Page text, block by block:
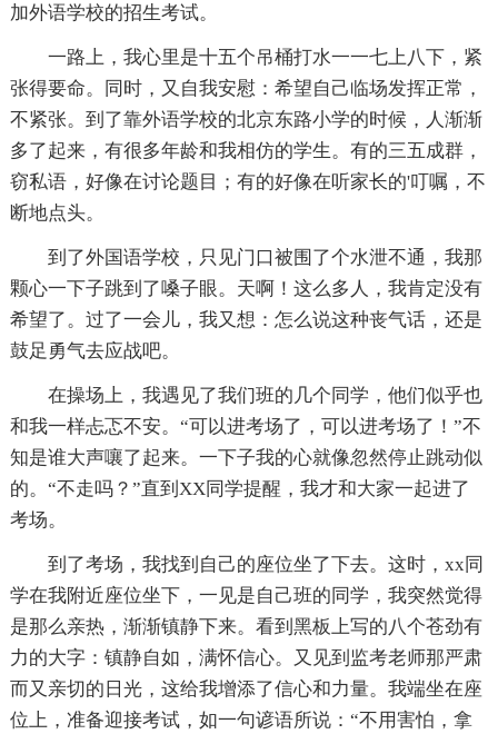
加外语学校的招生考试。
一路上，我心里是十五个吊桶打水一一七上八下，紧
张得要命。同时，又自我安慰：希望自己临场发挥正常，
不紧张。到了靠外语学校的北京东路小学的时候，人渐渐
多了起来，有很多年龄和我相仿的学生。有的三五成群，
窃私语，好像在讨论题目；有的好像在听家长的'叮嘱，不
断地点头。
到了外国语学校，只见门口被围了个水泄不通，我那
颗心一下子跳到了嗓子眼。天啊！这么多人，我肯定没有
希望了。过了一会儿，我又想：怎么说这种丧气话，还是
鼓足勇气去应战吧。
在操场上，我遇见了我们班的几个同学，他们似乎也
和我一样忐忑不安。“可以进考场了，可以进考场了！”不
知是谁大声嚷了起来。一下子我的心就像忽然停止跳动似
的。“不走吗？”直到XX同学提醒，我才和大家一起进了
考场。
到了考场，我找到自己的座位坐了下去。这时，xx同
学在我附近座位坐下，一见是自己班的同学，我突然觉得
是那么亲热，渐渐镇静下来。看到黑板上写的八个苍劲有
力的大字：镇静自如，满怀信心。又见到监考老师那严肃
而又亲切的日光，这给我增添了信心和力量。我端坐在座
位上，准备迎接考试，如一句谚语所说：“不用害怕，拿